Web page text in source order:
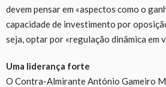
devem pensar em «aspectos como o
capacidade de investimento por
seja, optar por «regulação dinâmica em
Uma liderança forte
O Contra-Almirante António Gameiro